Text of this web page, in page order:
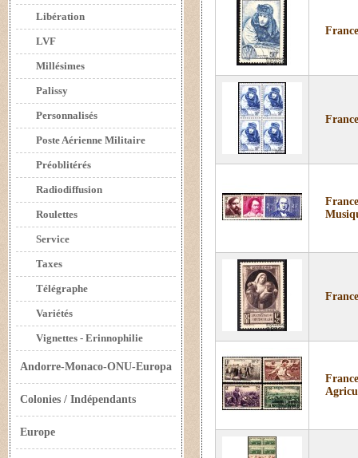
Libération
LVF
Millésimes
Palissy
Personnalisés
Poste Aérienne Militaire
Préoblitérés
Radiodiffusion
Roulettes
Service
Taxes
Télégraphe
Variétés
Vignettes - Erinnophilie
Andorre-Monaco-ONU-Europa
Colonies / Indépendants
Europe